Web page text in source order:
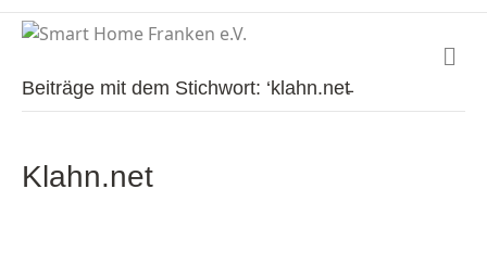
i
Beiträge mit dem Stichwort: ‘klahn.net̵
Klahn.net